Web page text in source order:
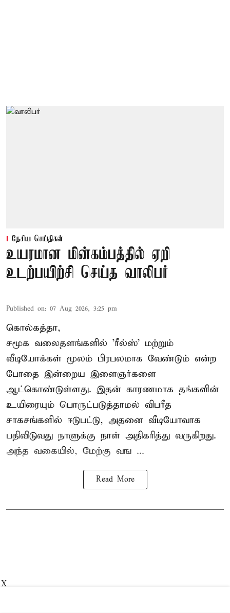
தேசிய செய்திகள்
உயரமான மின்கம்பத்தில் ஏறி
உடற்பயிற்சி செய்த வாலிபர்
Published on: 07 Aug 2026, 3:25 pm
கொல்கத்தா,
சமூக வலைதளங்களில் 'ரீல்ஸ்' மற்றும்
வீடியோக்கள் மூலம் பிரபலமாக வேண்டும் என்ற
போதை இன்றைய இளைஞர்களை
ஆட்கொண்டுள்ளது. இதன் காரணமாக தங்களின்
உயிரையும் பொருட்படுத்தாமல் விபரீத
சாகசங்களில் ஈடுபட்டு, அதனை வீடியோவாக
பதிவிடுவது நாளுக்கு நாள் அதிகரித்து வருகிறது.
அந்த வகையில், மேற்கு வங ...
Read More
X